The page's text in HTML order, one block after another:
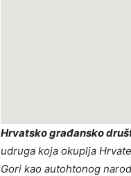
Hrvatsko građansko
udruga koja okuplja
Gori kao autohtonog